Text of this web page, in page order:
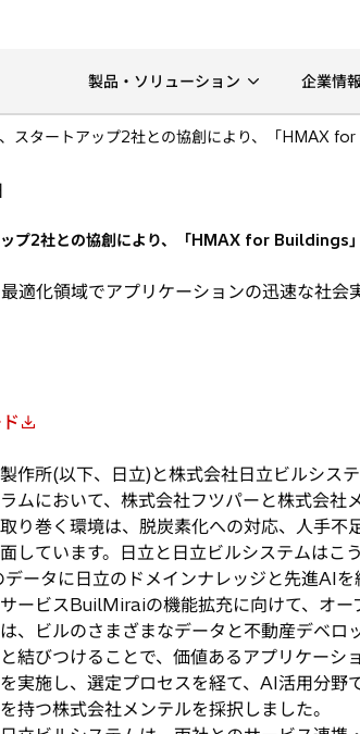
製品・ソリューション 企業情報
スタートアップ2社との協創により、「HMAX
ップ2社との協創により、「HMAX for Buildings
適化領域でアプリケーションの迅速な社会
作所(以下、日立)と株式会社日立ビルシス
ムにおいて、株式会社フツパーと株式会社
り巻く環境は、脱炭素化への対応、人手不
しています。日立と日立ビルシステムは
データに日立のドメインナレッジと先進
ービスBuilMiraiの機能拡充に向けて、オー
、ビルのさまざまなデータと不動産デベロ
結びつけることで、価値あるアプリケー
実施し、選定プロセスを経て、AI活用分
持つ株式会社メンテルを採択しました。